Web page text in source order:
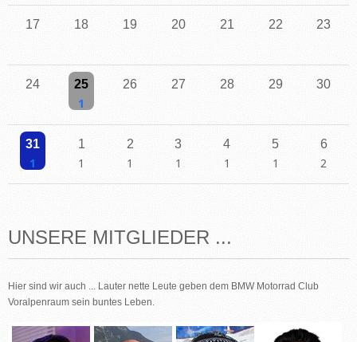
17 18 19 20 21 22 23
24 25 26 27 28 29 30
31 1 2 3 4 5 6
UNSERE MITGLIEDER ...
Hier sind wir auch ... Lauter nette Leute geben dem BMW Motorrad Club
Voralpenraum sein buntes Leben.